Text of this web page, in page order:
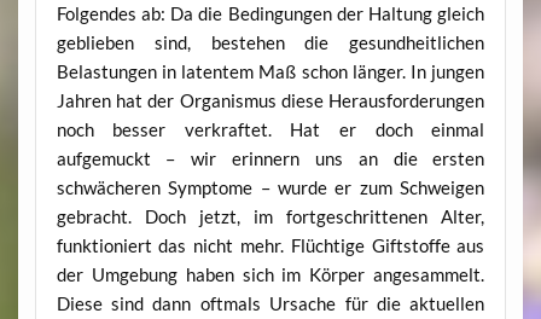
Folgendes ab: Da die Bedingungen der Haltung gleich
geblieben sind, bestehen die gesundheitlichen
Belastungen in latentem Maß schon länger. In jungen
Jahren hat der Organismus diese Herausforderungen
noch besser verkraftet. Hat er doch einmal
aufgemuckt – wir erinnern uns an die ersten
schwächeren Symptome – wurde er zum Schweigen
gebracht. Doch jetzt, im fortgeschrittenen Alter,
funktioniert das nicht mehr. Flüchtige Giftstoffe aus
der Umgebung haben sich im Körper angesammelt.
Diese sind dann oftmals Ursache für die aktuellen